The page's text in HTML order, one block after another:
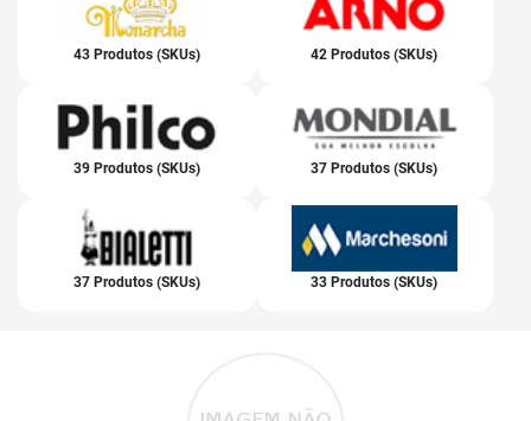
43 Produtos (SKUs) 42 Produtos (SKUs)
39 Produtos (SKUs) 37 Produtos (SKUs)
37 Produtos (SKUs) 33 Produtos (SKUs)